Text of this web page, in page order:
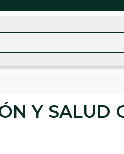
Y SALUD